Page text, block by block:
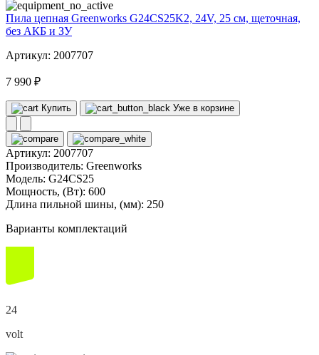
Пила цепная Greenworks G24CS25K2, 24V, 25 см, щеточная,
без АКБ и ЗУ
Артикул: 2007707
7 990 ₽
Купить Уже в корзине
Артикул: 2007707
Производитель: Greenworks
Модель: G24CS25
Мощность, (Вт): 600
Длина пильной шины, (мм): 250
Варианты комплектаций
24
volt